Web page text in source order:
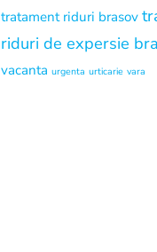
tratament riduri brasov
riduri de expersie
vacanta urgenta urticarie vara